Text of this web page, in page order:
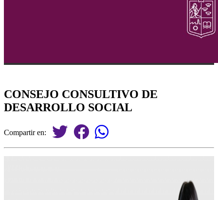
CONSEJO CONSULTIVO DE
DESARROLLO SOCIAL
Compartir en: